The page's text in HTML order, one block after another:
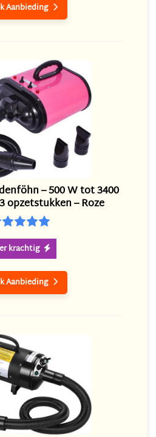
Aanbieding 
– 500 W tot 3400
opzetstukken – Roze
krachtig 
Aanbieding 